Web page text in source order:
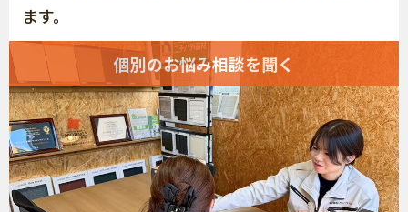
ます。
個別のお悩み相談を聞く